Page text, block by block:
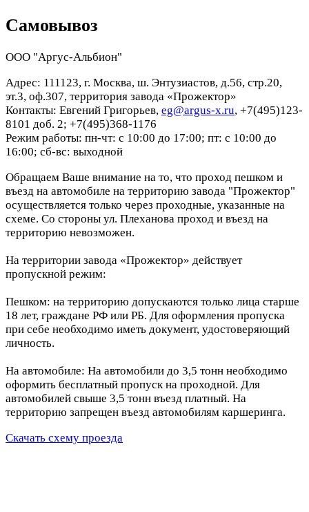
Самовывоз
ООО "Аргус-Альбион"
Адрес: 111123, г. Москва, ш. Энтузиастов, д.56, стр.20,
эт.3, оф.307, территория завода «Прожектор»
Контакты: Евгений Григорьев, eg@argus-x.ru, +7(495)123-
8101 доб. 2; +7(495)368-1176
Режим работы: пн-чт: с 10:00 до 17:00; пт: с 10:00 до
16:00; сб-вс: выходной
Обращаем Ваше внимание на то, что проход пешком и
въезд на автомобиле на территорию завода "Прожектор"
осуществляется только через проходные, указанные на
схеме. Со стороны ул. Плеханова проход и въезд на
территорию невозможен.
На территории завода «Прожектор» действует
пропускной режим:
Пешком: на территорию допускаются только лица старше
18 лет, граждане РФ или РБ. Для оформления пропуска
при себе необходимо иметь документ, удостоверяющий
личность.
На автомобиле: На автомобили до 3,5 тонн необходимо
оформить бесплатный пропуск на проходной. Для
автомобилей свыше 3,5 тонн въезд платный. На
территорию запрещен въезд автомобилям каршеринга.
Скачать схему проезда